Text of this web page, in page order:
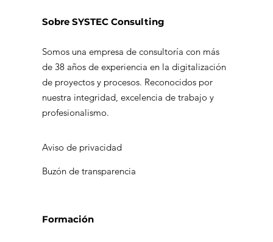
La importancia de las plataformas
visuales para comprender y
centralizar la información
Formación
Sobre SYSTEC Consulting
Somos una empresa de consultoría con más
de 38 años de experiencia en la digitalización
de proyectos y procesos. Reconocidos por
nuestra integridad, excelencia de trabajo y
profesionalismo.
Aviso de privacidad
Buzón de transparencia